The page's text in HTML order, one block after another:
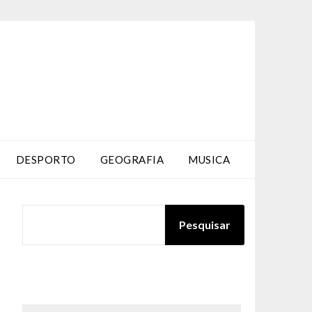
DESPORTO GEOGRAFIA MUSICA
Pesquisar